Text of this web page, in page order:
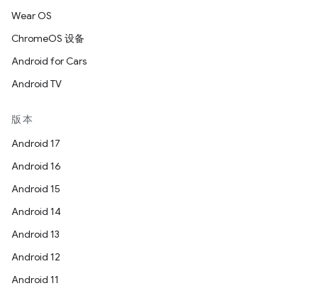
Wear OS
ChromeOS 设备
Android for Cars
Android TV
版本
Android 17
Android 16
Android 15
Android 14
Android 13
Android 12
Android 11